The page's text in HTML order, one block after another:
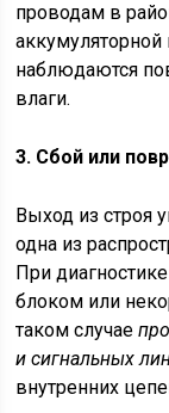
проводам в
наблюдаются
влаги.
3. Сбой или
Выход из строя
одна из
При
блоком или
таком случае
и сигнальных
внутренних